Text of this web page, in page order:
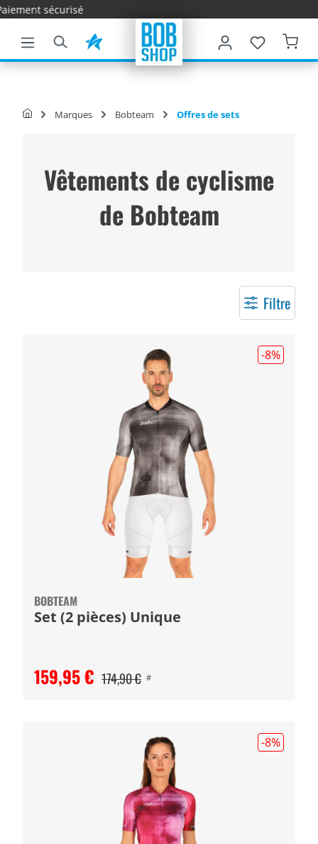
principal
Marques Bobteam Offres de sets
Vêtements de cyclisme
de Bobteam
Filtre
-8%
BOBTEAM
Set (2 pièces) Unique
159,95 € 174,90 € #
-8%